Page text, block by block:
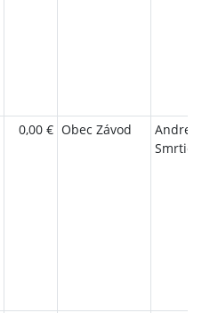
0,00 € Obec Závod
Andrea